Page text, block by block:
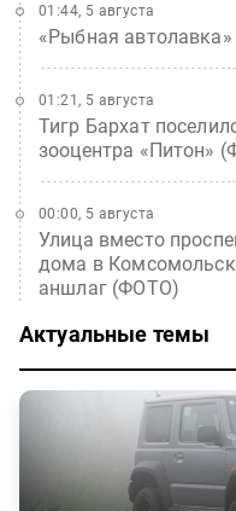
«Рыбная
01:44, 5 августа
Тигр Бархат
зооцентра «Питон»
01:21, 5 августа
Улица вместо
дома в
аншлаг (ФОТО)
00:00, 5 августа
Актуальные темы